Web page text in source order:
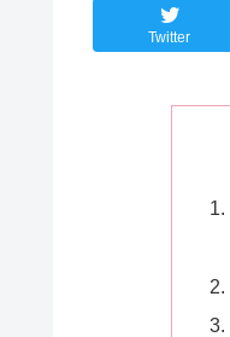
Twitter